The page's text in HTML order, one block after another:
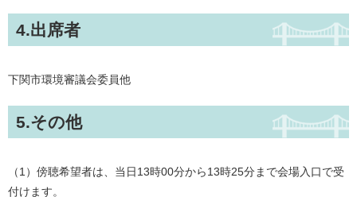
4.出席者
下関市環境審議会委員他
5.その他
（1）傍聴希望者は、当日13時00分から13時25分まで会場入口で受
付けます。